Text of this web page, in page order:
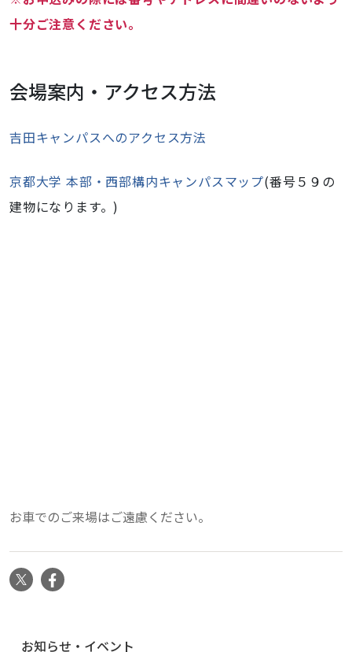
十分ご注意ください。
会場案内・アクセス方法
吉田キャンパスへのアクセス方法
京都大学 本部・西部構内キャンパスマップ(番号５９の
建物になります。)
お車でのご来場はご遠慮ください。
X
お知らせ・イベント